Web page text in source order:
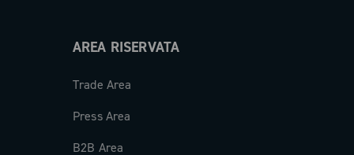
AREA RISERVATA
Trade Area
Press Area
B2B Area